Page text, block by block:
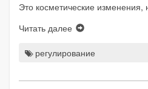
Это косметические изменения,
Читать далее
регулирование